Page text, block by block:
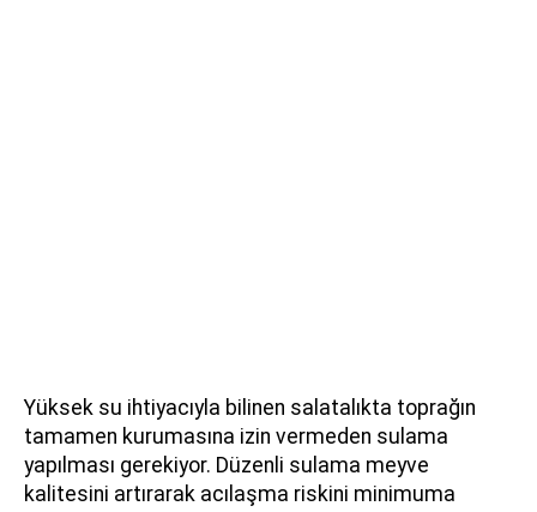
Yüksek su ihtiyacıyla bilinen salatalıkta toprağın
tamamen kurumasına izin vermeden sulama
yapılması gerekiyor. Düzenli sulama meyve
kalitesini artırarak acılaşma riskini minimuma